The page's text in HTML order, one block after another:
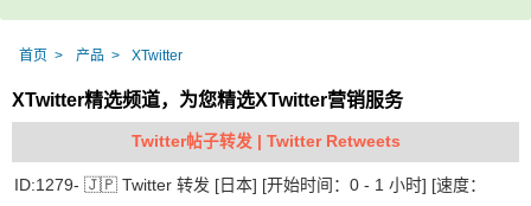
首页 产品 XTwitter
XTwitter精选频道，为您精选XTwitter营销服务
Twitter帖子转发 | Twitter Retweets
ID:1279- 🇯🇵 Twitter 转发 [日本] [开始时间：0 - 1 小时] [速度：